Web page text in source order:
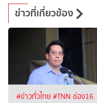
ข่าวที่เกี่ยวข้อง
#ข่าวทั่วไทย#TNN ช่อง16